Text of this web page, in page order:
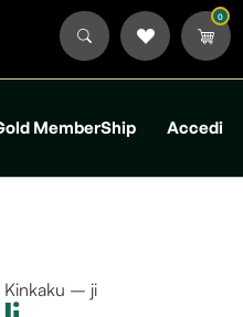
0
MemberShip Accedi
– ji